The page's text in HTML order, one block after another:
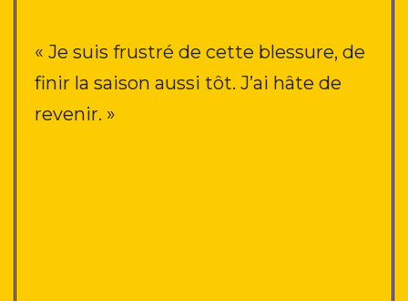
« Je suis frustré de cette blessure, de
finir la saison aussi tôt. J’ai hâte de
revenir. »